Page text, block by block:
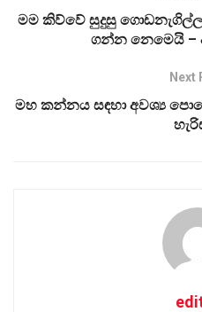
මම කිව්වේ සුදුසු
ගන්න නෙමෙයි –
Next
මහ කන්නය සඳහා අවශ්‍ය